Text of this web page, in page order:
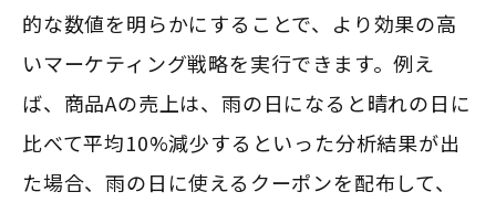
的な数値を明らかにすることで、より効果の高
いマーケティング戦略を実行できます。例え
ば、商品Aの売上は、雨の日になると晴れの日に
比べて平均10%減少するといった分析結果が出
た場合、雨の日に使えるクーポンを配布して、